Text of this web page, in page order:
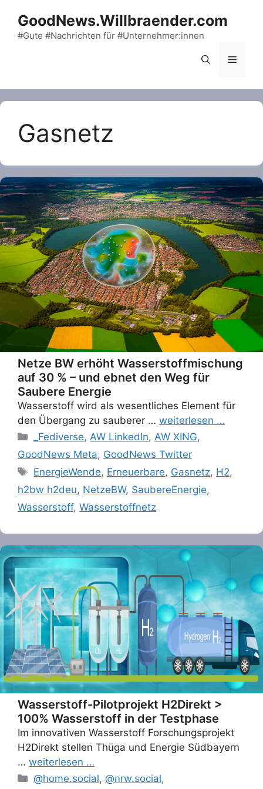
content
GoodNews.Willbraender.com
#Gute #Nachrichten für #Unternehmer:innen
Menu
Gasnetz
Netze BW erhöht Wasserstoffmischung
auf 30 % – und ebnet den Weg für
Saubere Energie
Wasserstoff wird als wesentliches Element für
den Übergang zu sauberer … weiterlesen …
Categories
_Fediverse,AW LinkedIn,AW XING,
GoodNews Meta, GoodNews Twitter
Tags
EnergieWende, Erneuerbare, Gasnetz, H2,
h2bw h2deu, NetzeBW, SaubereEnergie,
Wasserstoff, Wasserstoffnetz
Wasserstoff-Pilotprojekt H2Direkt >
100% Wasserstoff in der Testphase
Im innovativen Wasserstoff Forschungsprojekt
H2Direkt stellen Thüga und Energie Südbayern
… weiterlesen …
Categories
@home.social,@nrw.social,